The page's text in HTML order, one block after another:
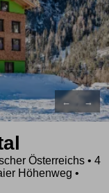
← →
Österreichs • 4
Höhenweg •